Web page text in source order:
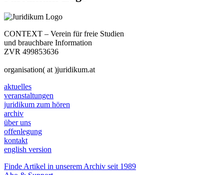
CONTEXT – Verein für freie Studien
und brauchbare Information
ZVR 499853636
organisation( at )juridikum.at
aktuelles
veranstaltungen
juridikum zum hören
archiv
über uns
offenlegung
kontakt
english version
Finde Artikel in unserem Archiv seit 1989